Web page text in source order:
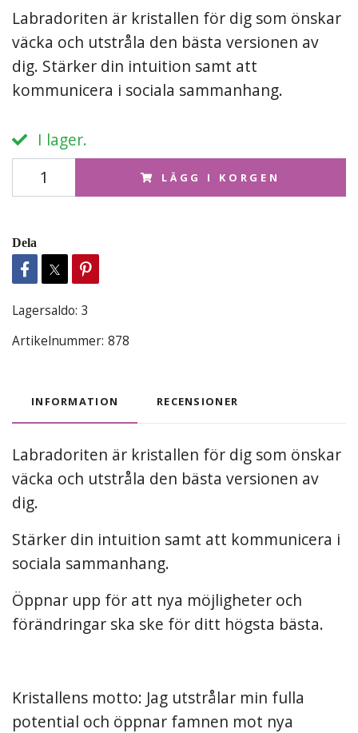
Labradoriten är kristallen för dig som önskar
väcka och utstråla den bästa versionen av
dig. Stärker din intuition samt att
kommunicera i sociala sammanhang.
I lager.
LÄGG I KORGEN
Dela
Lagersaldo: 3
Artikelnummer: 878
INFORMATION RECENSIONER
Labradoriten är kristallen för dig som önskar
väcka och utstråla den bästa versionen av
dig.
Stärker din intuition samt att kommunicera i
sociala sammanhang.
Öppnar upp för att nya möjligheter och
förändringar ska ske för ditt högsta bästa.
Kristallens motto: Jag utstrålar min fulla
potential och öppnar famnen mot nya